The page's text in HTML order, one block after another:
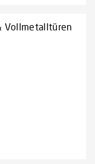
Vollmetalltüren